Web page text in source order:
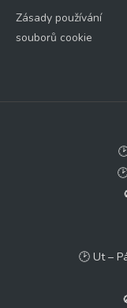
Zásady používání
souborů cookie
🕑 Ut –